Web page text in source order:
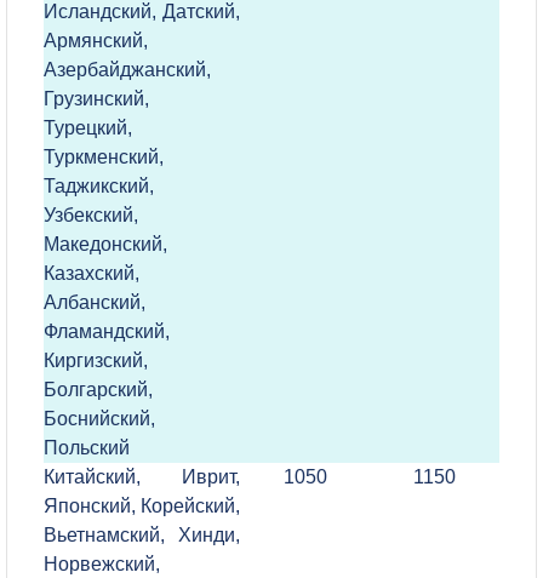
Исландский, Датский,
Армянский,
Азербайджанский,
Грузинский,
Турецкий,
Туркменский,
Таджикский,
Узбекский,
Македонский,
Казахский,
Албанский,
Фламандский,
Киргизский,
Болгарский,
Боснийский,
Польский
Китайский, Иврит,
Японский, Корейский,
Вьетнамский, Хинди,
Норвежский,
1050 1150